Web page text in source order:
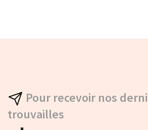
Pour recevoir nos
trouvailles